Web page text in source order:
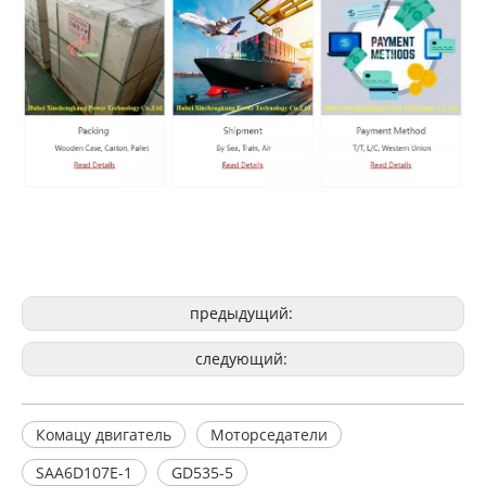
предыдущий:
следующий:
Комацу двигатель
Моторседатели
SAA6D107E-1
GD535-5